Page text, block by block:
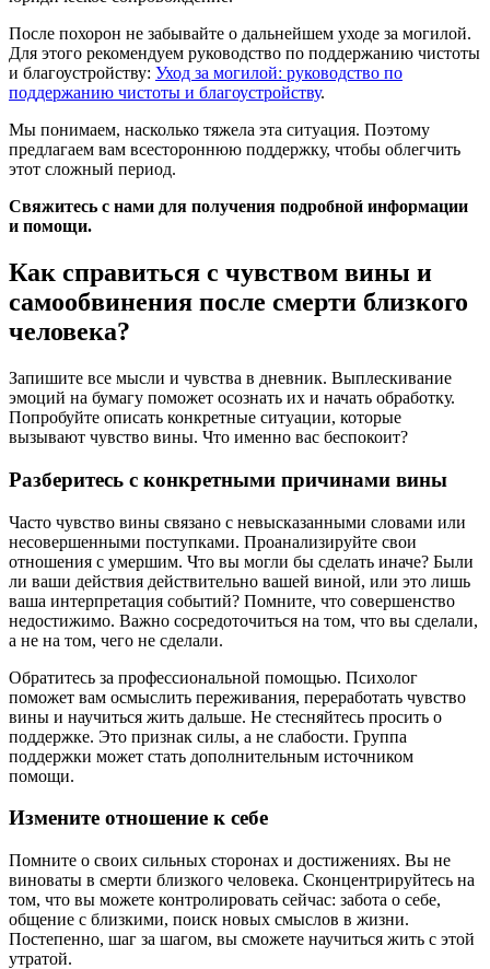
После похорон не забывайте о дальнейшем уходе за могилой.
Для этого рекомендуем руководство по поддержанию чистоты
и благоустройству: Уход за могилой: руководство по
поддержанию чистоты и благоустройству.
Мы понимаем, насколько тяжела эта ситуация. Поэтому
предлагаем вам всестороннюю поддержку, чтобы облегчить
этот сложный период.
Свяжитесь с нами для получения подробной информации
и помощи.
Как справиться с чувством вины и
самообвинения после смерти близкого
человека?
Запишите все мысли и чувства в дневник. Выплескивание
эмоций на бумагу поможет осознать их и начать обработку.
Попробуйте описать конкретные ситуации, которые
вызывают чувство вины. Что именно вас беспокоит?
Разберитесь с конкретными причинами вины
Часто чувство вины связано с невысказанными словами или
несовершенными поступками. Проанализируйте свои
отношения с умершим. Что вы могли бы сделать иначе? Были
ли ваши действия действительно вашей виной, или это лишь
ваша интерпретация событий? Помните, что совершенство
недостижимо. Важно сосредоточиться на том, что вы сделали,
а не на том, чего не сделали.
Обратитесь за профессиональной помощью. Психолог
поможет вам осмыслить переживания, переработать чувство
вины и научиться жить дальше. Не стесняйтесь просить о
поддержке. Это признак силы, а не слабости. Группа
поддержки может стать дополнительным источником
помощи.
Измените отношение к себе
Помните о своих сильных сторонах и достижениях. Вы не
виноваты в смерти близкого человека. Сконцентрируйтесь на
том, что вы можете контролировать сейчас: забота о себе,
общение с близкими, поиск новых смыслов в жизни.
Постепенно, шаг за шагом, вы сможете научиться жить с этой
утратой.